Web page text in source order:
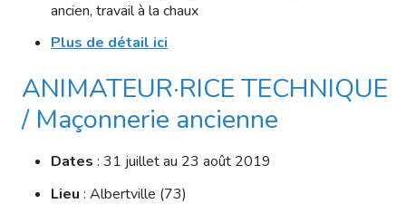
ancien, travail à la chaux
Plus de détail ici
ANIMATEUR·RICE TECHNIQUE
/ Maçonnerie ancienne
Dates : 31 juillet au 23 août 2019
Lieu : Albertville (73)